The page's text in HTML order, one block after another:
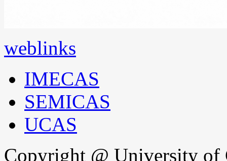
weblinks
IMECAS
SEMICAS
UCAS
Copyright @ University of